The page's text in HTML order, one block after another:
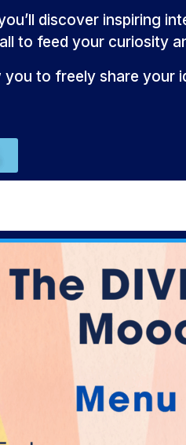
discover inspiring
to feed your curiosity
to freely share your